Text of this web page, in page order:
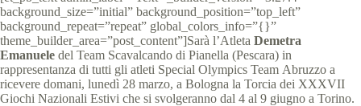
background_size=”initial” background_position=”top_left”
background_repeat=”repeat” global_colors_info=”{}”
theme_builder_area=”post_content”]Sarà l’Atleta Demetra
Emanuele del Team Scavalcando di Pianella (Pescara) in
rappresentanza di tutti gli atleti Special Olympics Team Abruzzo a
ricevere domani, lunedì 28 marzo, a Bologna la Torcia dei XXXVII
Giochi Nazionali Estivi che si svolgeranno dal 4 al 9 giugno a Torino.